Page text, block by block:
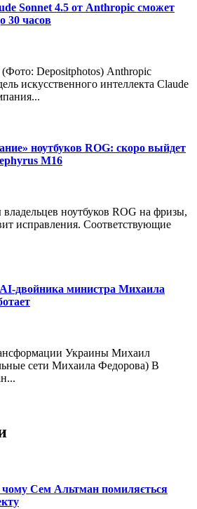
Sonnet 4.5 от Anthropic сможет
30 часов
искусственного интеллекта Claude
ноутбуков ROG: скоро выйдет
M16
исправления. Соответствующие
двойника министра Михаила
сети Михаила Федорова) В
чому Сем Альтман помиляється